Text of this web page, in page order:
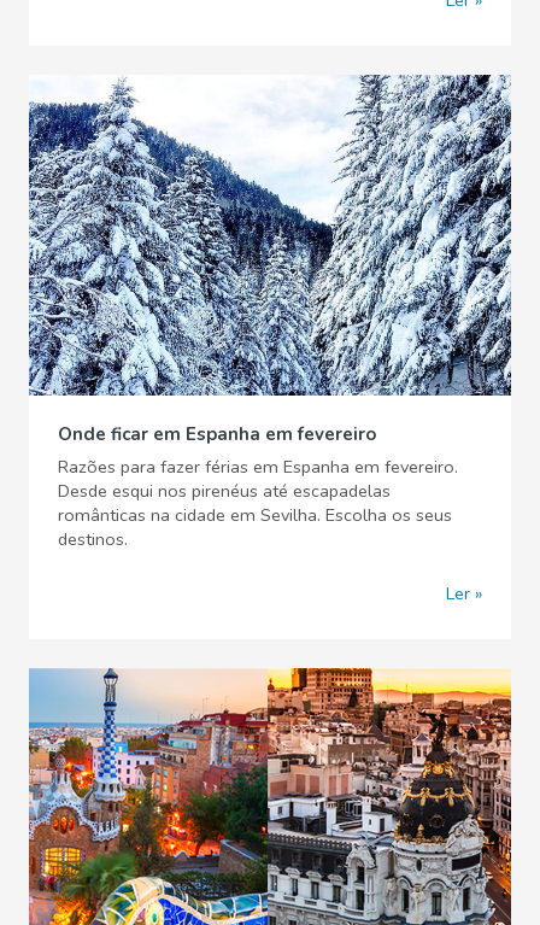
Onde ficar em Espanha em fevereiro
Razões para fazer férias em Espanha em fevereiro.
Desde esqui nos pirenéus até escapadelas
românticas na cidade em Sevilha. Escolha os seus
destinos.
Ler